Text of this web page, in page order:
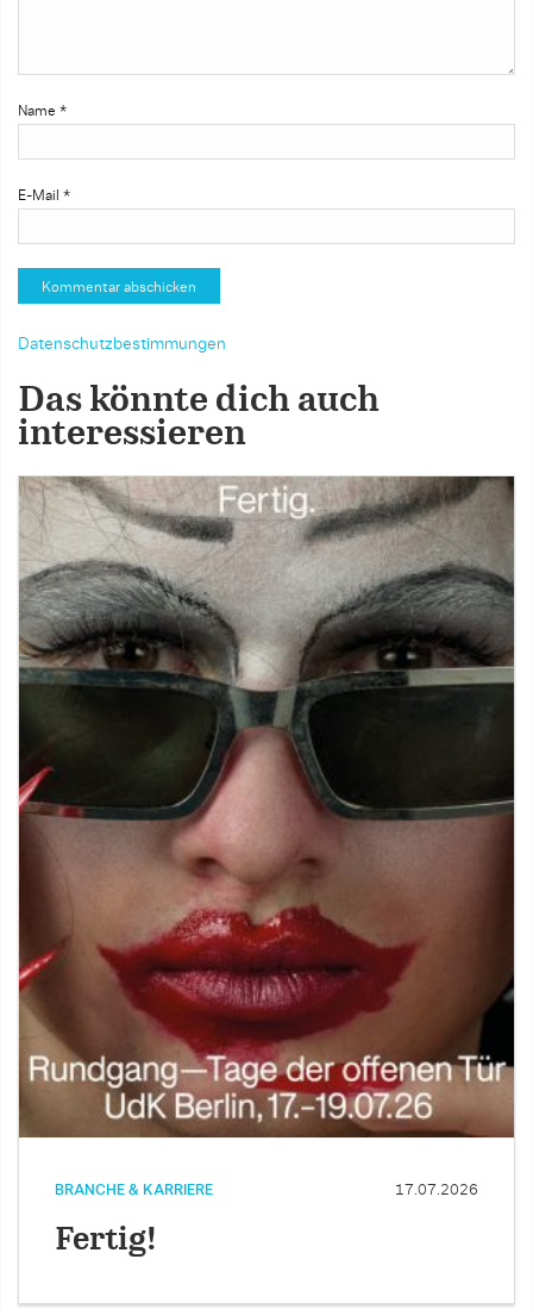
Name *
E-Mail *
Datenschutzbestimmungen
Das könnte dich auch
interessieren
BRANCHE & KARRIERE 17.07.2026
Fertig!